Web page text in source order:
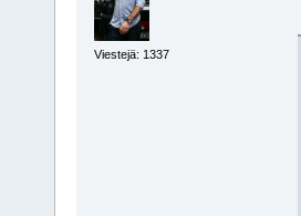
Viestejä: 1337